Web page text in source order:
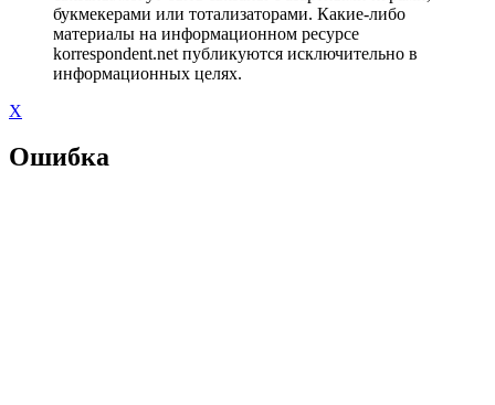
букмекерами или тотализаторами. Какие-либо
материалы на информационном ресурсе
korrespondent.net публикуются исключительно в
информационных целях.
X
Ошибка